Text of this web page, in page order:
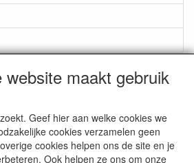
maakt gebruik
Geef hier aan welke cookies we
cookies verzamelen geen
cookies helpen ons de site en je
Ook helpen ze ons om onze